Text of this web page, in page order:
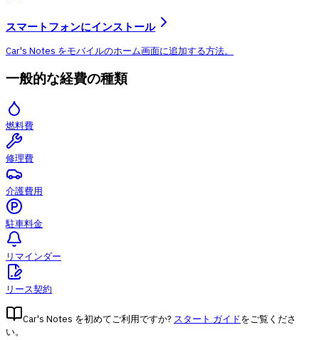
スマートフォンにインストール
Car's Notes をモバイルのホーム画面に追加する方法。
一般的な経費の種類
燃料費
修理費
介護費用
駐車料金
リマインダー
リース契約
Car's Notes を初めてご利用ですか? スタート ガイドをご覧くださ
い。